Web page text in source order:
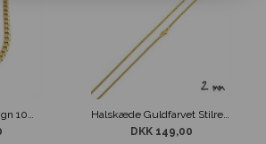
Halskæde Guldfarvet Stilren 2 mm
DKK 149,00